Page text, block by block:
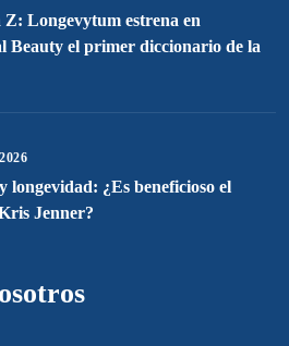
Z: Longevytum estrena en
Beauty el primer diccionario de la
longevidad: ¿Es beneficioso el
Jenner?